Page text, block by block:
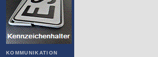
KOMMUNIKATION